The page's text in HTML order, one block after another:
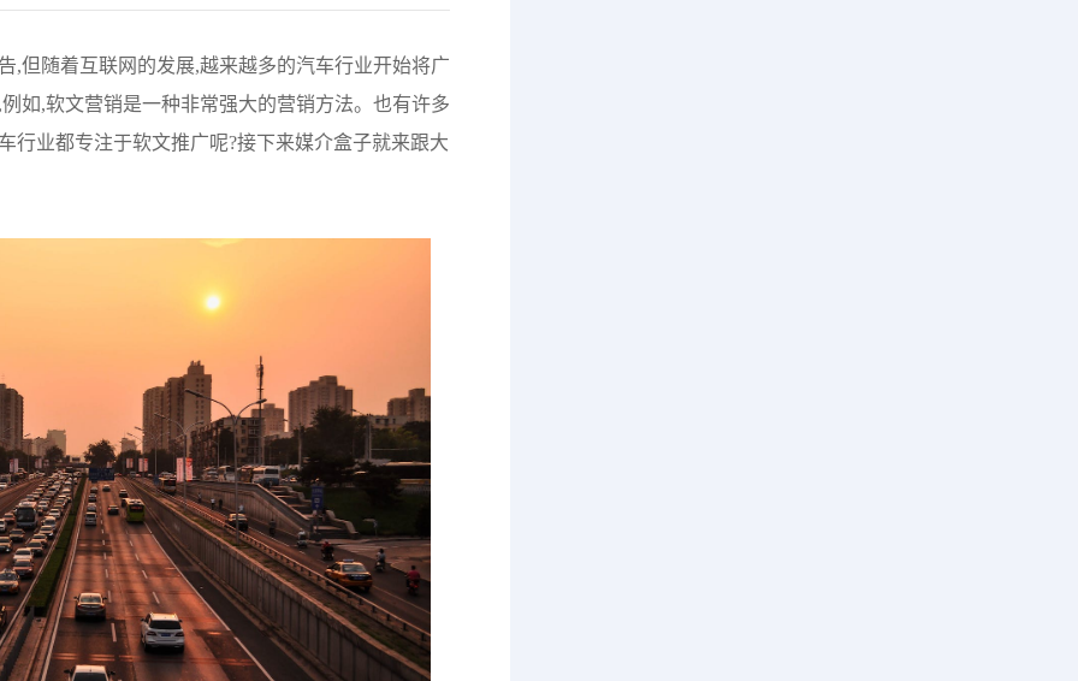
,但随着互联网的发展,越来越多的汽车行业开始将广
如,软文营销是一种非常强大的营销方法。也有许多
行业都专注于软文推广呢?接下来媒介盒子就来跟大